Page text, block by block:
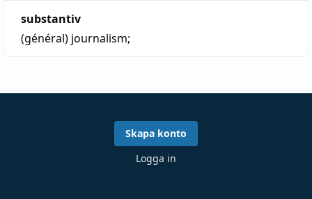
substantiv
(général) journalism;
Skapa konto
Logga in